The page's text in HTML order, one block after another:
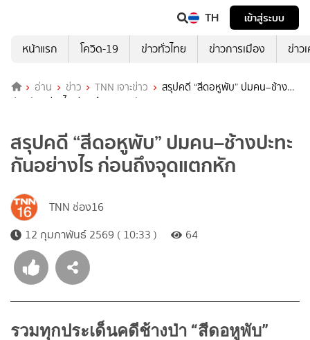
TH
เข้าสู่ระบบ
หน้าแรก
โควิด-19 ข่าวทั่วไทย ข่าวการเมือง ข่าว
อ่าน ข่าว TNN เจาะข่าว
สรุปคดี “สีดอหูพับ” ปมคน–ช้าง
ปะทะกันอย่างไร ก่อนถึงจุดแตกหัก
สรุปคดี “สีดอหูพับ” ปมคน–ช้างปะทะ
กันอย่างไร ก่อนถึงจุดแตกหัก
TNN ช่อง16
12 กุมภาพันธ์ 2569 ( 10:33 )
64
รวมทุกประเด็นคดีช้างป่า “สีดอหูพับ”